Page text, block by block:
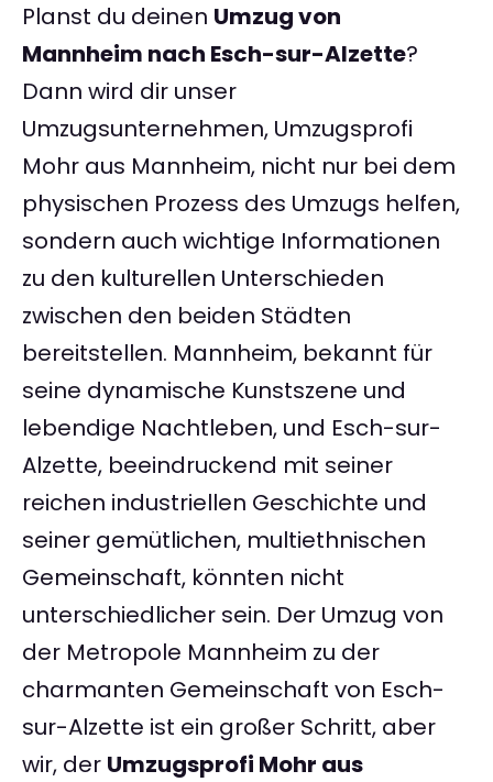
Planst du deinen Umzug von
Mannheim nach Esch-sur-Alzette?
Dann wird dir unser
Umzugsunternehmen, Umzugsprofi
Mohr aus Mannheim, nicht nur bei dem
physischen Prozess des Umzugs helfen,
sondern auch wichtige Informationen
zu den kulturellen Unterschieden
zwischen den beiden Städten
bereitstellen. Mannheim, bekannt für
seine dynamische Kunstszene und
lebendige Nachtleben, und Esch-sur-
Alzette, beeindruckend mit seiner
reichen industriellen Geschichte und
seiner gemütlichen, multiethnischen
Gemeinschaft, könnten nicht
unterschiedlicher sein. Der Umzug von
der Metropole Mannheim zu der
charmanten Gemeinschaft von Esch-
sur-Alzette ist ein großer Schritt, aber
wir, der Umzugsprofi Mohr aus